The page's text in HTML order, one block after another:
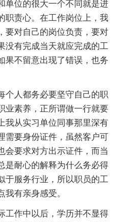
单位的很大一个不同就是进
职责心。在工作岗位上，我
要对自己的岗位负责，要对
没有完成当天就应完成的工
果不留意出现了错误，也务
个人都务必要坚守自己的职
业素养，正所谓做一行就要
我从实习单位同事那里深有
需要身份证件，虽然客户可
会要求对方出示证件，而当
是耐心的解释为什么务必得
于服务行业，所以职员的工
有亲身感受。
工作中以后，学历并不显得